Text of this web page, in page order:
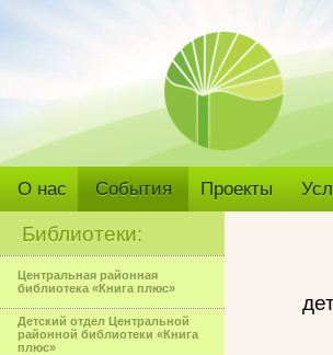
О нас События Проекты
Библиотеки:
Центральная районная
библиотека «Книга плюс»
Детский отдел Центральной
районной библиотеки «Книга
плюс»